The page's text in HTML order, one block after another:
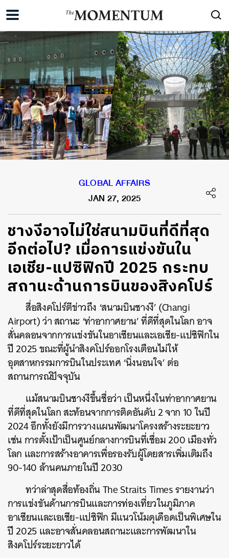
GLOBAL AFFAIRS
JAN 27, 2025
ชางงีอาจไม่ใช่สนามบินที่ดีที่สุด
อีกต่อไป? เมื่อการแข่งขันใน
เอเชีย-แปซิฟิกปี 2025 กระทบ
สถานะด้านการบินของสิงคโปร์
สื่อสิงคโปร์ตีข่าวถึง ‘สนามบินชางงี’ (Changi
Airport) ว่า สถานะ ‘ท่าอากาศยาน’ ที่ดีที่สุดในโลก อาจ
สั่นคลอนจากการแข่งขันในอาเซียนและเอเชีย-แปซิฟิกใน
ปี 2025 ขณะที่ผู้นำสิงคโปร์ออกโรงเตือนไม่ให้
อุตสาหกรรมการบินในประเทศ ‘นิ่งนอนใจ’ ต่อ
สถานการณ์ปัจจุบัน
แม้สนามบินชางงีขึ้นชื่อว่า เป็นหนึ่งในท่าอากาศยาน
ที่ดีที่สุดในโลก สะท้อนจากการติดอันดับ 2 จาก 10 ในปี
2024 อีกทั้งยังมีการวางแผนพัฒนาโครงสร้างระยะยาว
เช่น การตั้งเป้าเป็นศูนย์กลางการบินที่เชื่อม 200 เมืองทั่ว
โลก และการสร้างอาคารเพื่อรองรับผู้โดยสารเพิ่มเติมถึง
90-140 ล้านคนภายในปี 2030
ทว่าล่าสุดสื่อท้องถิ่น The Straits Times รายงานว่า
การแข่งขันด้านการบินและการท่องเที่ยวในภูมิภาค
อาเซียนและเอเชีย-แปซิฟิก มีแนวโน้มดุเดือดเป็นพิเศษใน
ปี 2025 และอาจสั่นคลอนสถานะและการพัฒนาใน
สิงคโปร์ระยะยาวได้